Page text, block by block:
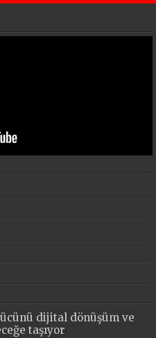
dijital dönüşüm ve
taşıyor